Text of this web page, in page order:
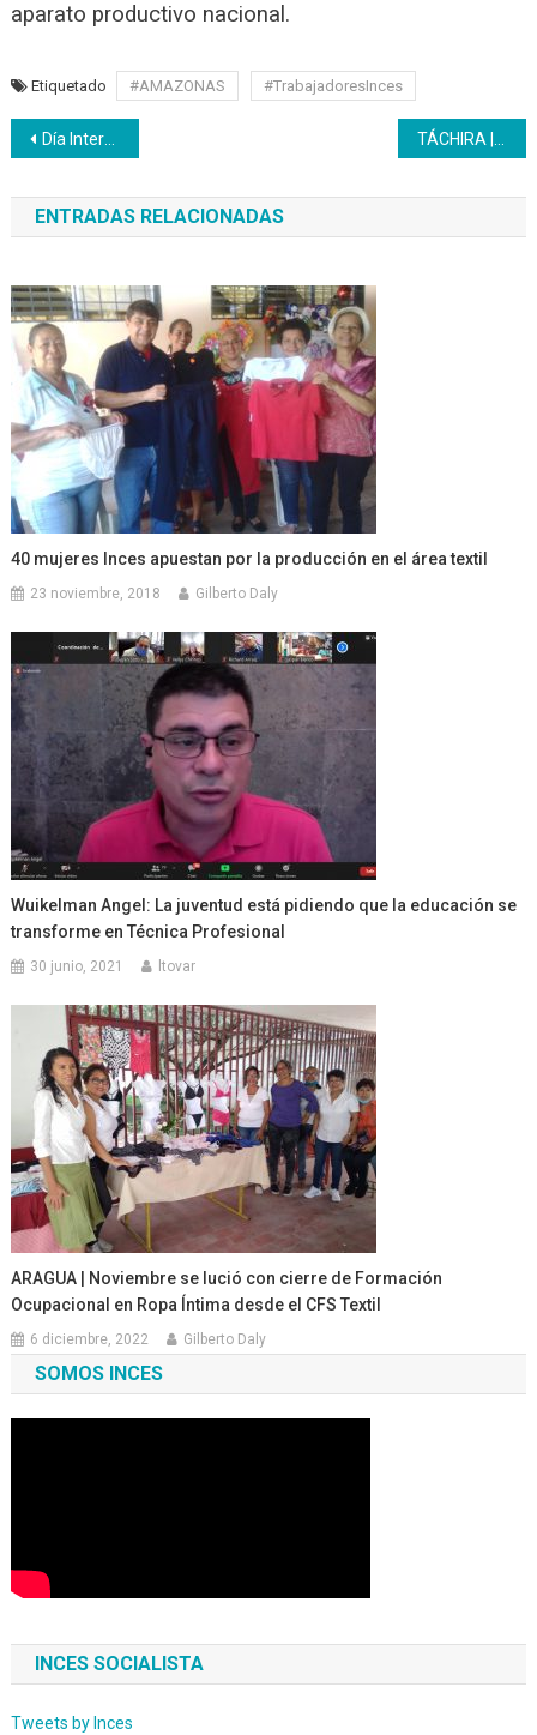
aparato productivo nacional.
Etiquetado #AMAZONAS #TrabajadoresInces
Navegación
de
entradas
Día Internacional del Deporte para el Desarrollo y la Paz
ENTRADAS RELACIONADAS
40 mujeres Inces apuestan por la producción en el área textil
23 noviembre, 2018 Gilberto Daly
Wuikelman Angel: La juventud está pidiendo que la educación se
transforme en Técnica Profesional
30 junio, 2021 ltovar
ARAGUA | Noviembre se lució con cierre de Formación
Ocupacional en Ropa Íntima desde el CFS Textil
6 diciembre, 2022 Gilberto Daly
SOMOS INCES
INCES SOCIALISTA
Tweets by Inces